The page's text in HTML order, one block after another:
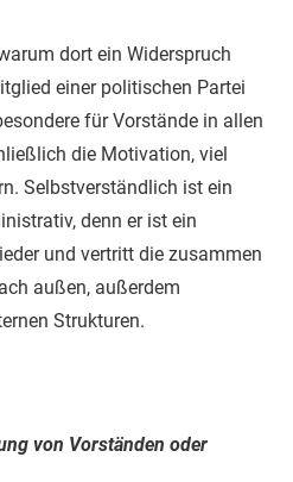
dort ein Widerspruch
einer politischen Partei
für Vorstände in allen
die Motivation, viel
Selbstverständlich ist ein
denn er ist ein
und vertritt die zusammen
außen, außerdem
Strukturen.
von Vorständen oder